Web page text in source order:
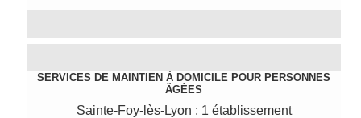
SERVICES DE MAINTIEN À DOMICILE POUR PERSONNES
ÂGÉES
Sainte-Foy-lès-Lyon : 1 établissement